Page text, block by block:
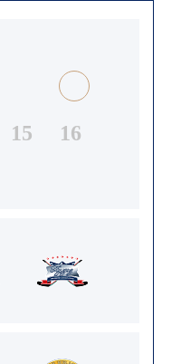
15
16